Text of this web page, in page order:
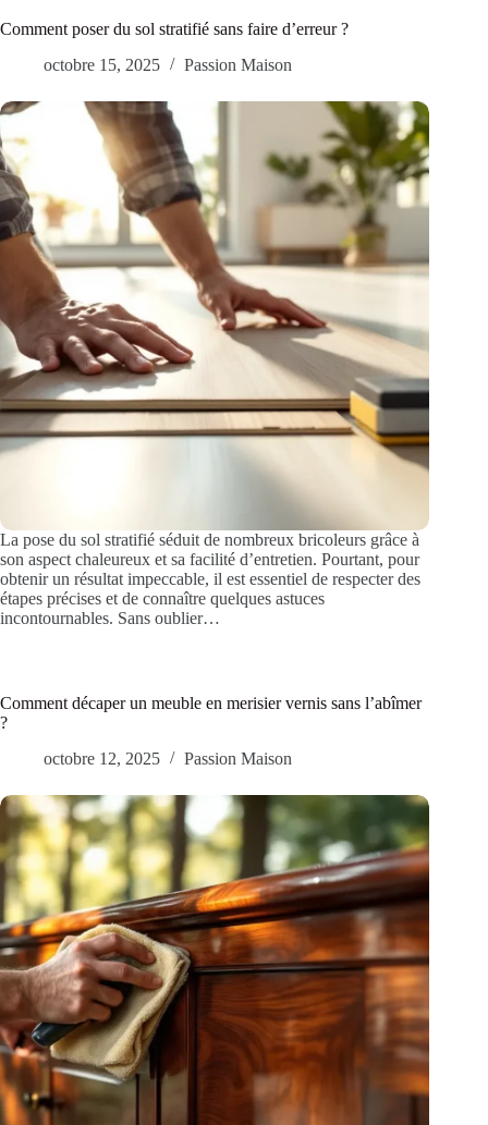
Comment poser du sol stratifié sans faire d’erreur ?
octobre 15, 2025
Passion Maison
La pose du sol stratifié séduit de nombreux bricoleurs grâce à
son aspect chaleureux et sa facilité d’entretien. Pourtant, pour
obtenir un résultat impeccable, il est essentiel de respecter des
étapes précises et de connaître quelques astuces
incontournables. Sans oublier…
Comment décaper un meuble en merisier vernis sans l’abîmer
?
octobre 12, 2025
Passion Maison